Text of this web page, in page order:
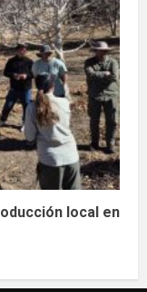
local en